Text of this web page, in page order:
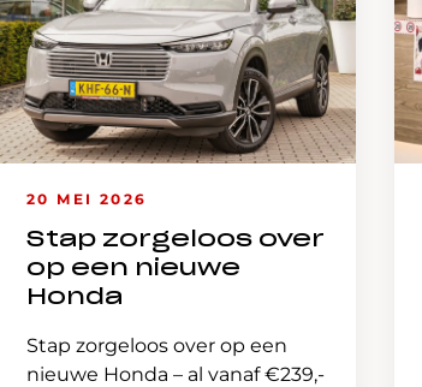
20 MEI 2026
Stap zorgeloos over
op een nieuwe
Honda
Stap zorgeloos over op een
nieuwe Honda – al vanaf €239,-